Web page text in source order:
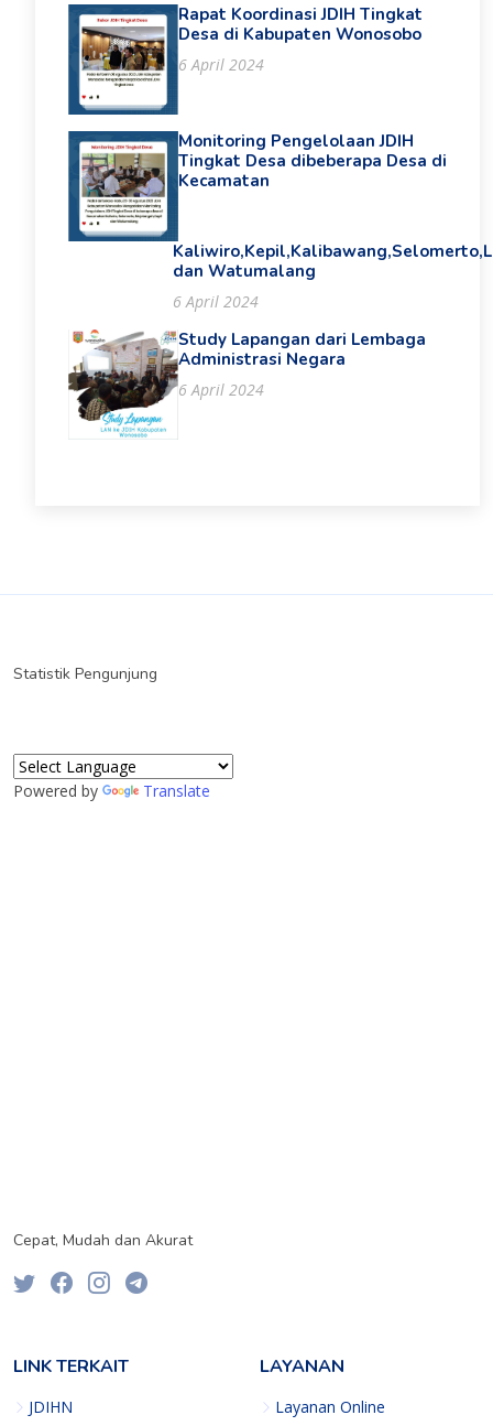
Rapat Koordinasi JDIH Tingkat
Desa di Kabupaten Wonosobo
6 April 2024
Monitoring Pengelolaan JDIH
Tingkat Desa dibeberapa Desa di
Kecamatan
dan Watumalang
6 April 2024
Study Lapangan dari Lembaga
Administrasi Negara
6 April 2024
Statistik Pengunjung
Powered by Translate
Cepat, Mudah dan Akurat
LINK TERKAIT
JDIHN
LAYANAN
Layanan Online